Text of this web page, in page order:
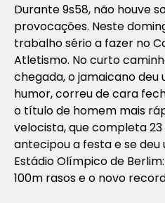
Durante 9s58, não houve
provocações. Neste
trabalho sério a fazer no
Atletismo. No curto
chegada, o jamaicano
humor, correu de cara
o título de homem mais
velocista, que completa
antecipou a festa e se
Estádio Olímpico de
100m rasos e o novo